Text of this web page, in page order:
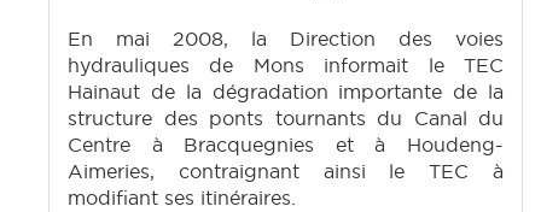
En mai 2008, la Direction des voies
hydrauliques de Mons informait le TEC
Hainaut de la dégradation importante de la
structure des ponts tournants du Canal du
Centre à Bracquegnies et à Houdeng-
Aimeries, contraignant ainsi le TEC à
modifiant ses itinéraires.